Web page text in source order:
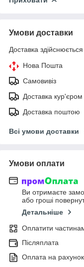
Умови доставки
Доставка
Нова Пошта
Самовивіз
Доставка кур'єром
Доставка поштою
Всі умови доставки
Умови оплати
Ви отримаєте
або гроші
Детальніше
Оплатити
Післяплата
Оплата на рахунок